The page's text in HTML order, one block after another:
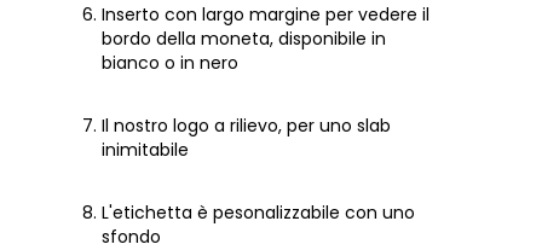
Inserto con largo margine per vedere il
bordo della moneta, disponibile in
bianco o in nero
Il nostro logo a rilievo, per uno slab
inimitabile
L'etichetta è pesonalizzabile con uno
sfondo